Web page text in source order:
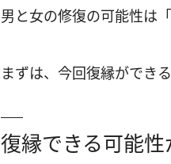
男と女の修復の可能性は
まずは、今回復縁ができ
復縁できる可能